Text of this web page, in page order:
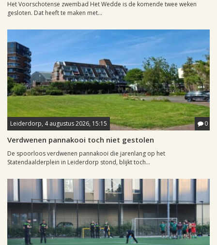
Het Voorschotense zwembad Het Wedde is de komende twee weken
gesloten. Dat heeft te maken met...
Leiderdorp, 4 augustus 2026, 15:15 0
Verdwenen pannakooi toch niet gestolen
De spoorloos verdwenen pannakooi die jarenlang op het
Statendaalderplein in Leiderdorp stond, blijkt toch...